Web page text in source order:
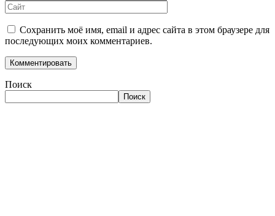
Сохранить моё имя, email и адрес сайта в этом браузере для
последующих моих комментариев.
Поиск
Поиск